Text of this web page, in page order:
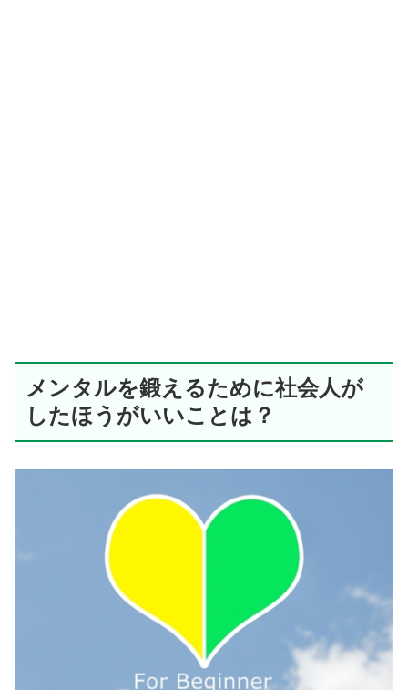
メンタルを鍛えるために社会人が
したほうがいいことは？